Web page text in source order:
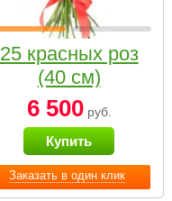
Заказать в один клик
25 красных роз
(40 см)
6 500руб.
Купить